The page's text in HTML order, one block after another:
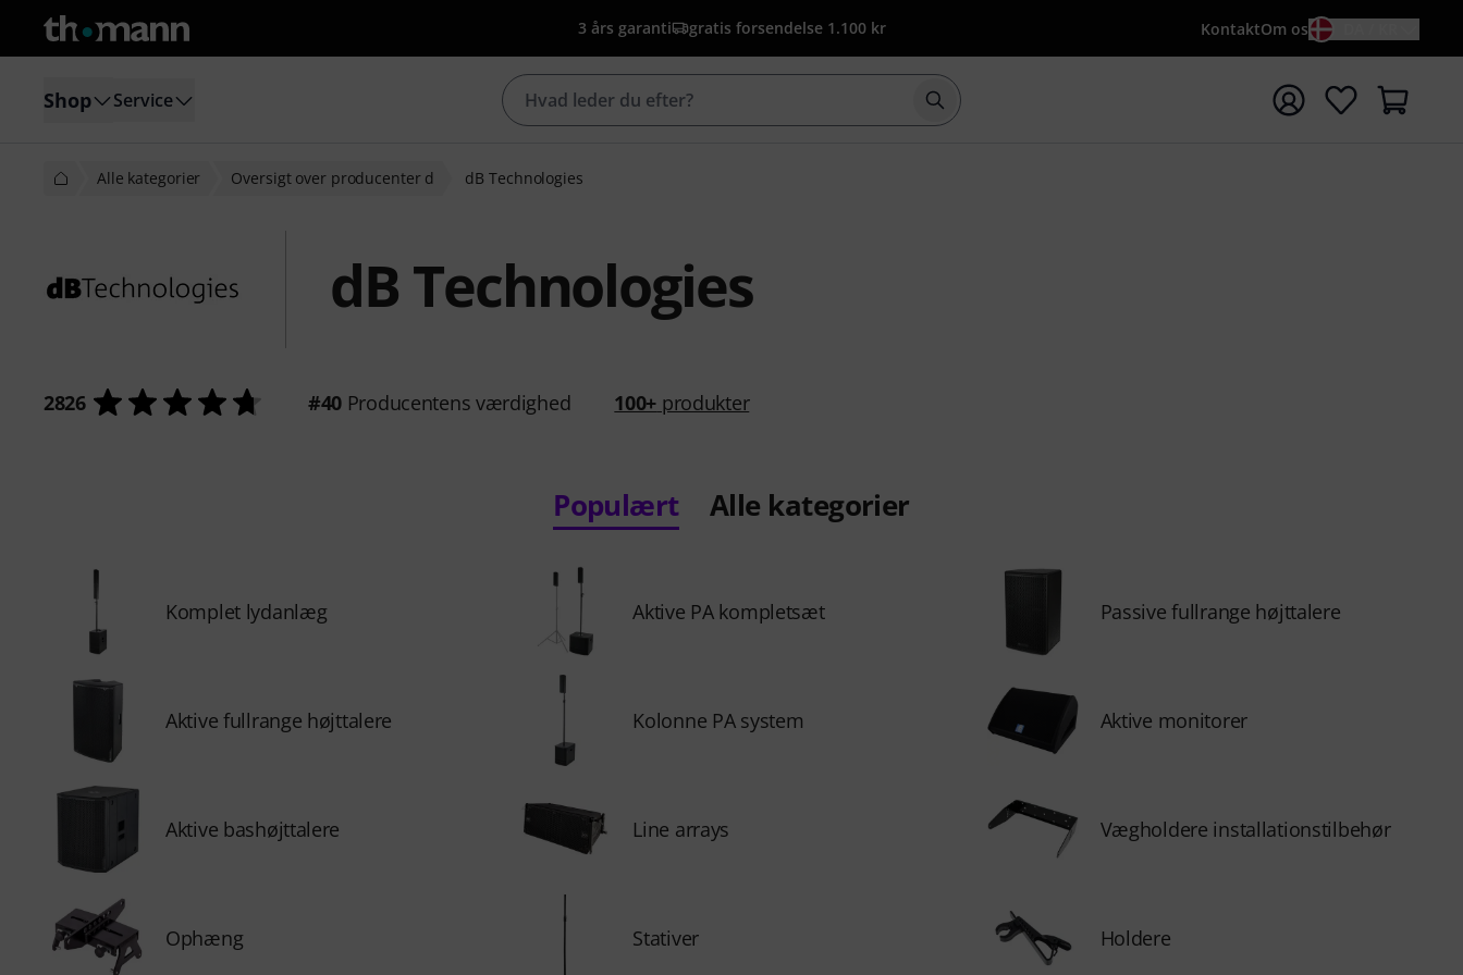
3 års garanti gratis forsendelse 1.100 kr KontaktOm os
Shop Service Start søgning med søgeord {searchTerm}
Alle kategorier Oversigt over producenter d dB Technologies
dB Technologies
2826 #40Producentens værdighed 100+ produkter
Populært Alle kategorier
Komplet lydanlæg Aktive PA kompletsæt Passive fullrange højttalere
Aktive fullrange højttalere Kolonne PA system Aktive monitorer
Aktive bashøjttalere Line arrays Vægholdere installationstilbehør
Ophæng Stativer Holdere